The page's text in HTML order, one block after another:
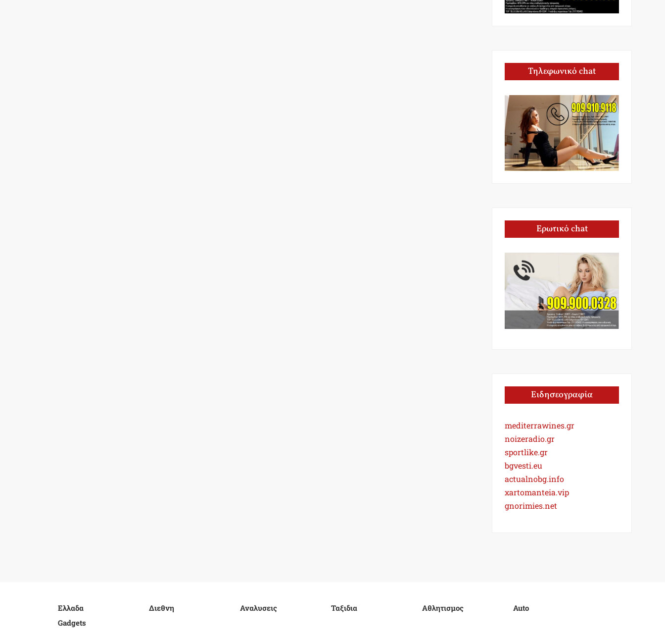
Τηλεφωνικό chat
Ερωτικό chat
Ειδησεογραφία
mediterrawines.gr
noizeradio.gr
sportlike.gr
bgvesti.eu
actualnobg.info
xartomanteia.vip
gnorimies.net
Ελλαδα Διεθνη Αναλυσεις Ταξιδια Αθλητισμος
Auto
Gadgets